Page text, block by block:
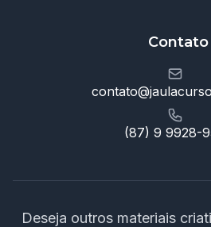
Contato
(87) 9 9928-
Deseja outros materiais